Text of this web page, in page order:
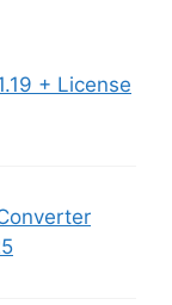
+ License